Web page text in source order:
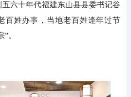
六十年代福建东山县县委书记谷
百姓办事，当地老百姓逢年过节
。